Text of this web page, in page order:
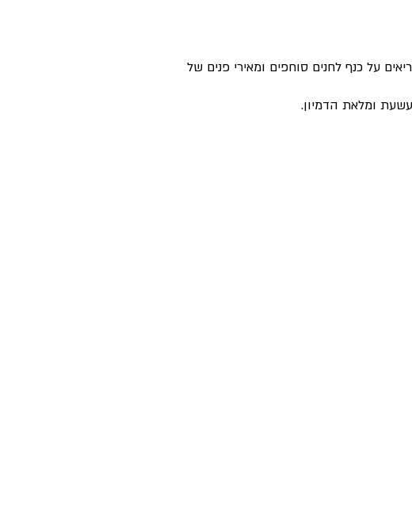
על כנף לחנים סוחפים ומאירי פנים של
ומלאת הדמיון.